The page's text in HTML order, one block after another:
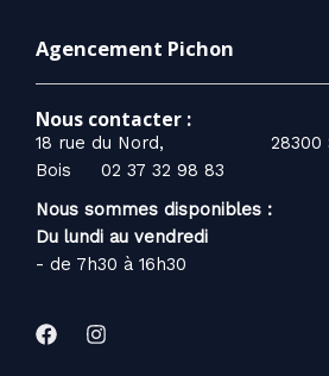
Agencement Pichon
Nous contacter :
18 rue du Nord, 28300
Bois
02 37 32 98 83
Nous sommes disponibles :
Du lundi au vendredi
- de 7h30 à 16h30